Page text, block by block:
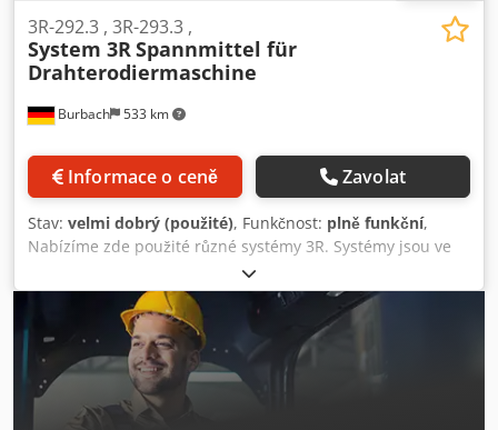
Burbach 533 km
3R-292.3 , 3R-293.3 ,
System 3RSpannmittel für
Drahterodiermaschine
Informace o ceně Zavolat
Stav: velmi dobrý (použité), Funkčnost: plně funkční,
Nabízíme zde použité různé systémy 3R. Systémy jsou ve
velmi dobrém stavu a plně funkční. Prohlídka je možná po
předchozí domluvě. Poz. 1 System 3R-203 otočný prvek
WEDM 360° Poz. 2 System 3R-201J adaptér WEDM 90° Poz.
3 System 3R-201J adaptér WEDM 90° Poz. 4 System 3R-201J
adaptér WEDM 90° Poz. 5 System 3R-202 MiniBlock Poz. 6
System 3R-202 MiniBlock Poz. 7+8 System 3R-204 výškově
stavitelný adaptér WEDM Poz. 9 System 3R-218/30S sada